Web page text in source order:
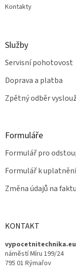
Kontakty
Služby
Servisní pohotovost
Doprava a platba
Zpětný odběr
Formuláře
Formulář pro
Formulář k
Změna údajů na
KONTAKT
vypocetnitechnika.eu
náměstí Míru 199/24
795 01 Rýmařov